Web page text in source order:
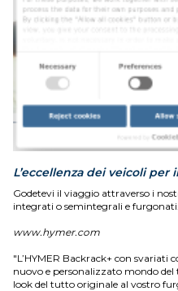
L’eccellenza dei veicoli per
Godetevi il viaggio attraverso i
integrati o semintegrali e furgonati.
www.hymer.com
"L’HYMER Backrack+ con
nuovo e personalizzato mondo
look del tutto originale al vostro